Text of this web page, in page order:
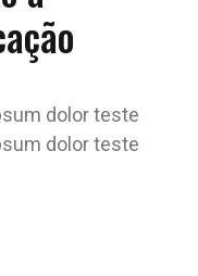
dolor teste
dolor teste